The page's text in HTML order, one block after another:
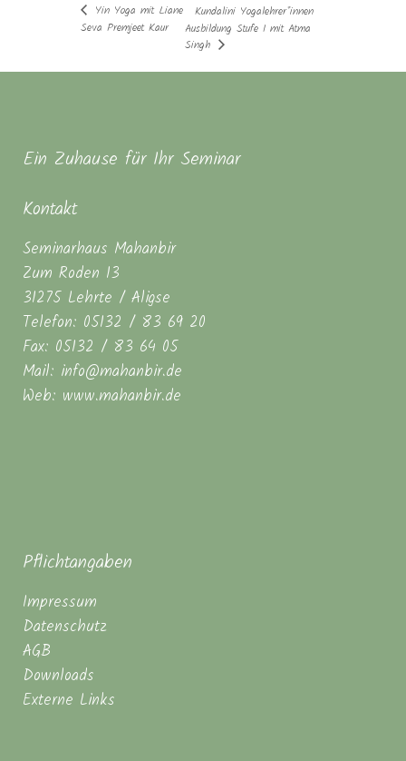
Yin Yoga mit Liane
Seva Premjeet Kaur
Kundalini Yogalehrer*innen
Ausbildung Stufe I mit Atma
Singh
Ein Zuhause für Ihr Seminar
Kontakt
Seminarhaus Mahanbir
Zum Roden 13
31275 Lehrte / Aligse
Telefon: 05132 / 83 69 20
Fax: 05132 / 83 64 05
Mail: info@mahanbir.de
Web: www.mahanbir.de
Pflichtangaben
Impressum
Datenschutz
AGB
Downloads
Externe Links